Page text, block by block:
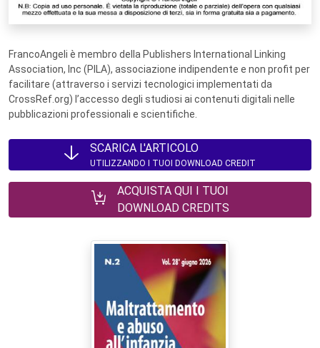
FrancoAngeli è membro della Publishers International Linking
Association, Inc (PILA), associazione indipendente e non profit per
facilitare (attraverso i servizi tecnologici implementati da
CrossRef.org) l’accesso degli studiosi ai contenuti digitali nelle
pubblicazioni professionali e scientifiche.
SCARICA L'ARTICOLO
UTILIZZANDO I TUOI DOWNLOAD CREDIT
ACQUISTA QUI I TUOI
DOWNLOAD CREDITS